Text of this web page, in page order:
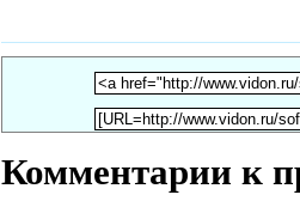
Комментарии к